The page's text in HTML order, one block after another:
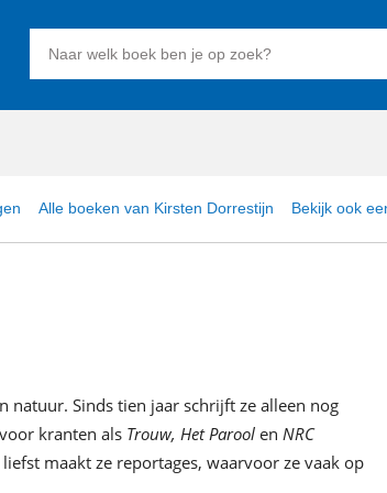
Zoeken
Alle boeken van Kirsten Dorrestijn Bekijk ook
natuur. Sinds tien jaar schrijft ze alleen nog
kranten als Trouw, Het Paroolen NRC
maakt ze reportages, waarvoor ze vaak op